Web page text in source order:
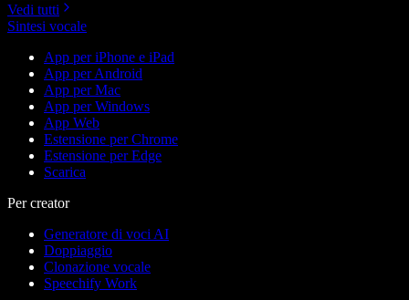
Vedi tutti
Sintesi vocale
App per iPhone e iPad
App per Android
App per Mac
App per Windows
App Web
Estensione per Chrome
Estensione per Edge
Scarica
Per creator
Generatore di voci AI
Doppiaggio
Clonazione vocale
Speechify Work